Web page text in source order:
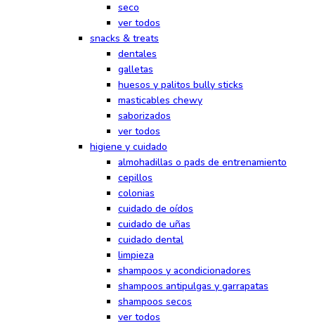
seco
ver todos
snacks & treats
dentales
galletas
huesos y palitos bully sticks
masticables chewy
saborizados
ver todos
higiene y cuidado
almohadillas o pads de entrenamiento
cepillos
colonias
cuidado de oídos
cuidado de uñas
cuidado dental
limpieza
shampoos y acondicionadores
shampoos antipulgas y garrapatas
shampoos secos
ver todos